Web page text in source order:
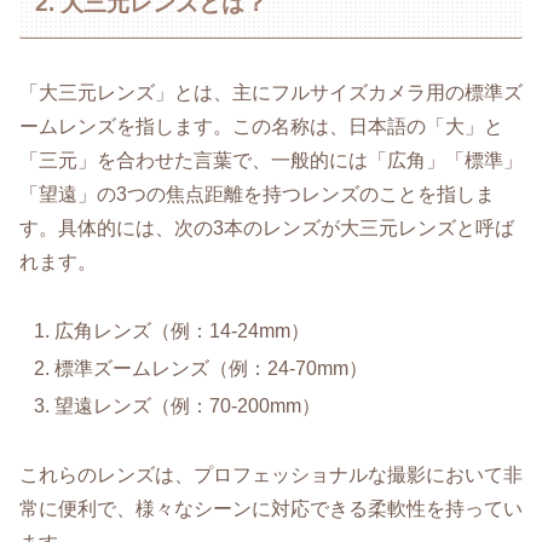
「大三元レンズ」とは、主にフルサイズカメラ用の標準ズ
ームレンズを指します。この名称は、日本語の「大」と
「三元」を合わせた言葉で、一般的には「広角」「標準」
「望遠」の3つの焦点距離を持つレンズのことを指しま
す。具体的には、次の3本のレンズが大三元レンズと呼ば
れます。
広角レンズ（例：14-24mm）
標準ズームレンズ（例：24-70mm）
望遠レンズ（例：70-200mm）
これらのレンズは、プロフェッショナルな撮影において非
常に便利で、様々なシーンに対応できる柔軟性を持ってい